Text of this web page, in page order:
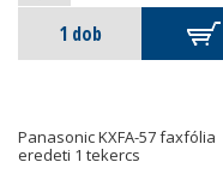
Panasonic KXFA-57 faxfólia
eredeti 1 tekercs